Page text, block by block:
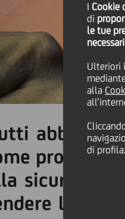
I Cookie
di
le tue
Ulteriori
alla
di
abbiamo
sicurezza
la tua